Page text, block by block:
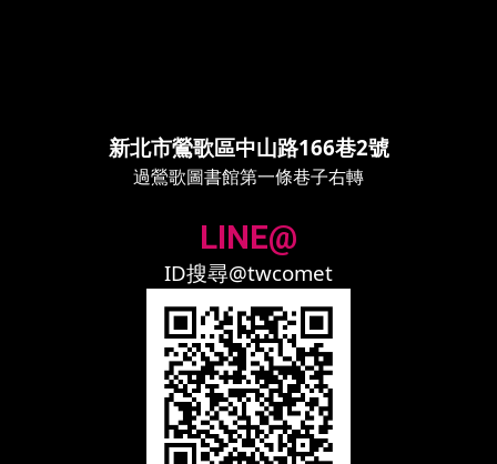
新北市鶯歌區中山路166巷2號
過鶯歌圖書館第一條巷子右轉
LINE@
ID搜尋@twcomet